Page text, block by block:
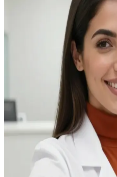
前台接待员
牙科诊所里那位温婉亲切的接待员